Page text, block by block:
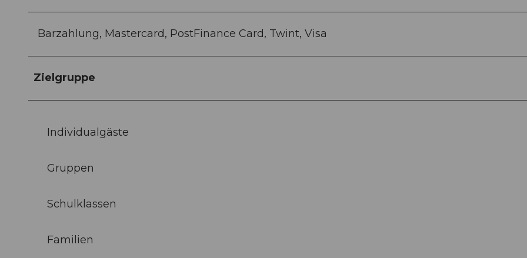
Barzahlung, Mastercard, PostFinance Card, Twint, Visa
Zielgruppe
Individualgäste
Gruppen
Schulklassen
Familien